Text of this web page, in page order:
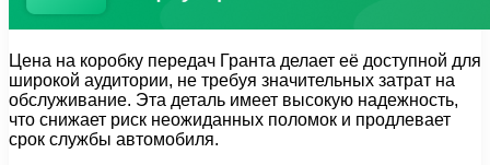
Цена на коробку передач Гранта делает её доступной для
широкой аудитории, не требуя значительных затрат на
обслуживание. Эта деталь имеет высокую надежность,
что снижает риск неожиданных поломок и продлевает
срок службы автомобиля.